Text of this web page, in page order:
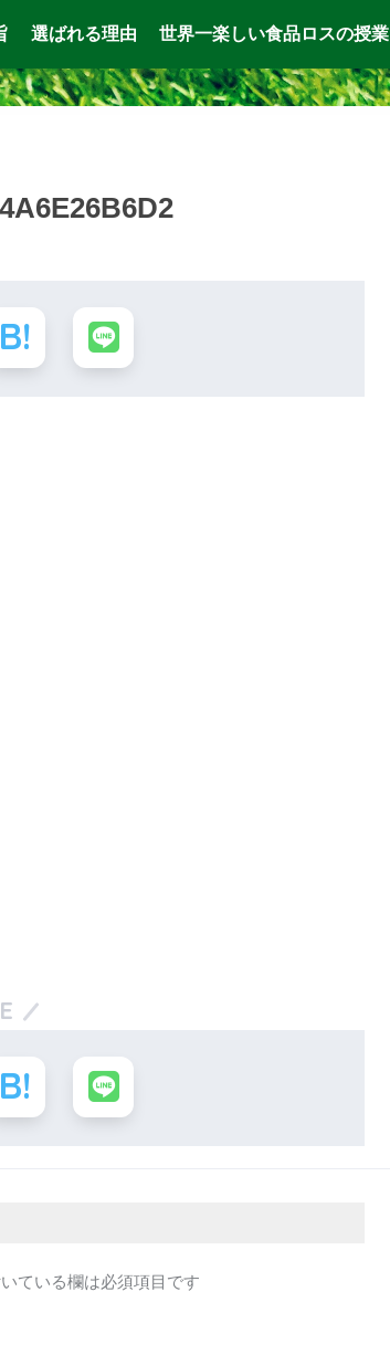
選ばれる理由 世界一楽しい食品ロスの授業
ている欄は必須項目です